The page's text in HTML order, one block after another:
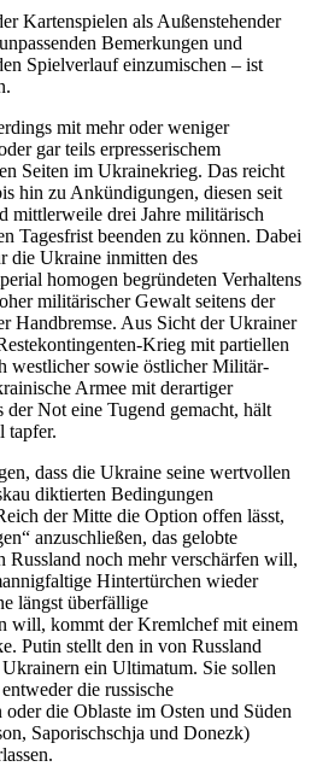
Kartenspielen als Außenstehender
Bemerkungen und
Spielverlauf einzumischen – ist
mit mehr oder weniger
gar teils erpresserischem
Seiten im Ukrainekrieg. Das reicht
hin zu Ankündigungen, diesen seit
mittlerweile drei Jahre militärisch
Tagesfrist beenden zu können. Dabei
die Ukraine inmitten des
homogen begründeten Verhaltens
militärischer Gewalt seitens der
Handbremse. Aus Sicht der Ukrainer
Krieg mit partiellen
westlicher sowie östlicher Militär-
Armee mit derartiger
der Not eine Tugend gemacht, hält
tapfer.
dass die Ukraine seine wertvollen
diktierten Bedingungen
der Mitte die Option offen lässt,
anzuschließen, das gelobte
Russland noch mehr verschärfen will,
Hintertürchen wieder
längst überfällige
will, kommt der Kremlchef mit einem
Putin stellt den in von Russland
ein Ultimatum. Sie sollen
die russische
oder die Oblaste im Osten und Süden
Saporischschja und Donezk)